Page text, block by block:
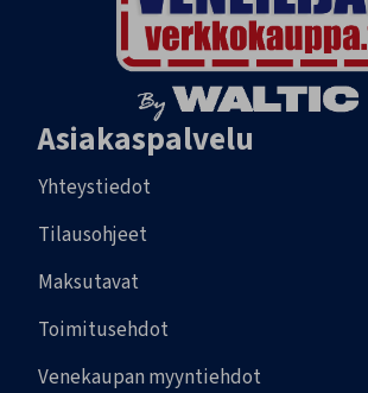
Asiakaspalvelu
Yhteystiedot
Tilausohjeet
Maksutavat
Toimitusehdot
Venekaupan myyntiehdot